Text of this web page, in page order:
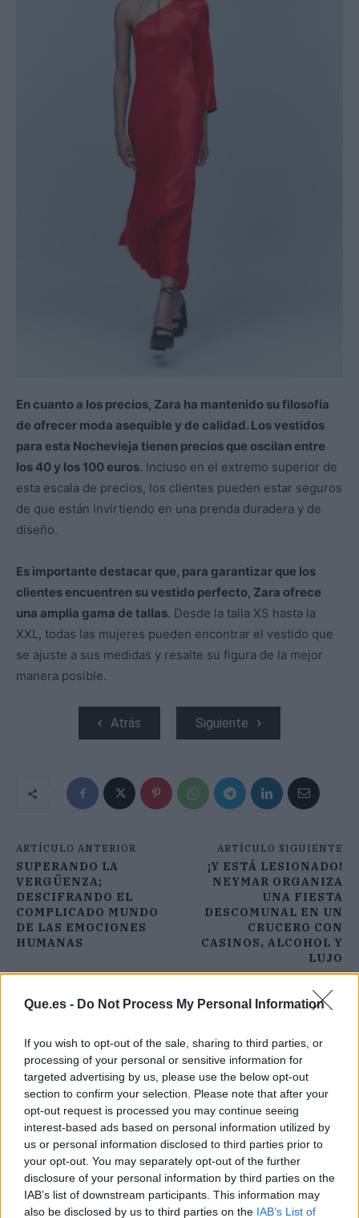
Que.es - Do Not Process My Personal Information
If you wish to opt-out of the sale, sharing to third parties, or
processing of your personal or sensitive information for
targeted advertising by us, please use the below opt-out
section to confirm your selection. Please note that after your
opt-out request is processed you may continue seeing
interest-based ads based on personal information utilized by
us or personal information disclosed to third parties prior to
your opt-out. You may separately opt-out of the further
disclosure of your personal information by third parties on the
IAB’s list of downstream participants. This information may
also be disclosed by us to third parties on the IAB’s List of
En cuanto a los precios, Zara ha mantenido su filosofía
de ofrecer moda asequible y de calidad. Los vestidos
para esta Nochevieja tienen precios que oscilan entre
los 40 y los 100 euros. Incluso en el extremo superior de
esta escala de precios, los clientes pueden estar seguros
de que están invirtiendo en una prenda duradera y de
diseño.
Es importante destacar que, para garantizar que los
clientes encuentren su vestido perfecto, Zara ofrece
una amplia gama de tallas. Desde la talla XS hasta la
XXL, todas las mujeres pueden encontrar el vestido que
se ajuste a sus medidas y resalte su figura de la mejor
manera posible.
Atrás Siguiente
ARTÍCULO ANTERIOR
SUPERANDO LA
VERGÜENZA;
DESCIFRANDO EL
COMPLICADO MUNDO
DE LAS EMOCIONES
HUMANAS
ARTÍCULO SIGUIENTE
¡Y ESTÁ LESIONADO!
NEYMAR ORGANIZA
UNA FIESTA
DESCOMUNAL EN UN
CRUCERO CON
CASINOS, ALCOHOL Y
LUJO